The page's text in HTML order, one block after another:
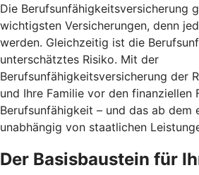
Die Berufsunfähigkeitsversicherung
wichtigsten Versicherungen, denn
werden. Gleichzeitig ist die
unterschätztes Risiko. Mit der
Berufsunfähigkeitsversicherung der
und Ihre Familie vor den finanziellen
Berufsunfähigkeit – und das ab dem
unabhängig von staatlichen
Der Basisbaustein für